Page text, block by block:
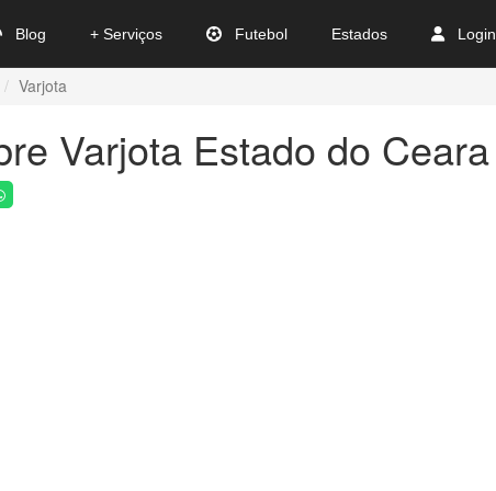
Blog + Serviços Futebol Estados Login
Varjota
Varjota Estado do Ceara